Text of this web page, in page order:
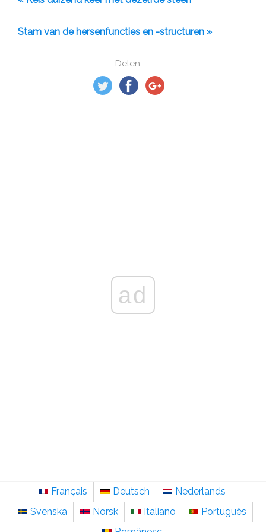
Delen:
Stam van de hersenfuncties en -structuren »
ad
Français Deutsch
Nederlands
Svenska
Norsk Italiano
Português